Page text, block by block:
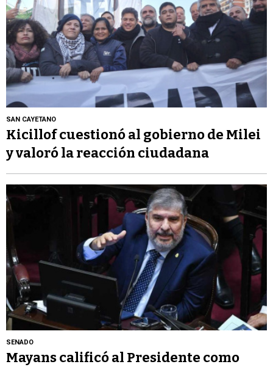
SAN CAYETANO
Kicillof cuestionó al gobierno de Milei
y valoró la reacción ciudadana
SENADO
Mayans calificó al Presidente como